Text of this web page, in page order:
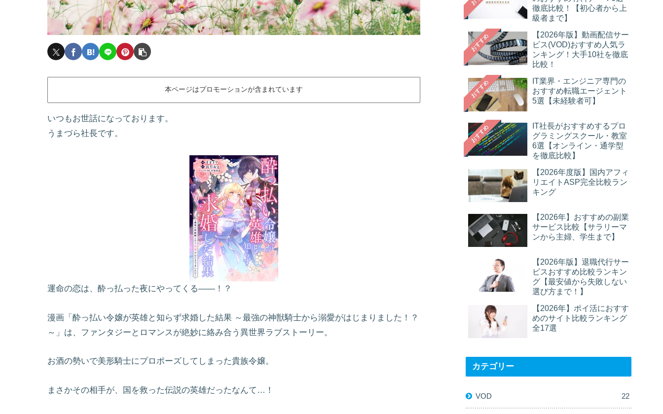
本ページはプロモーションが含まれています
いつもお世話になっております。
うまづら社長です。
運命の恋は、酔っ払った夜にやってくる――！？
漫画「酔っ払い令嬢が英雄と知らず求婚した結果 ～最強の神獣騎士から溺愛がはじまりました！？
～」は、ファンタジーとロマンスが絶妙に絡み合う異世界ラブストーリー。
お酒の勢いで美形騎士にプロポーズしてしまった貴族令嬢。
まさかその相手が、国を救った伝説の英雄だったなんて…！
徹底比較！【初心者から上
級者まで】
おすすめ
【2026年版】動画配信サー
ビス(VOD)おすすめ人気ラ
ンキング！大手10社を徹底
比較！
おすすめ
IT業界・エンジニア専門の
おすすめ転職エージェント
5選【未経験者可】
おすすめ
IT社長がおすすめするプロ
グラミングスクール・教室
6選【オンライン・通学型
を徹底比較】
【2026年度版】国内アフィ
リエイトASP完全比較ラン
キング
【2026年】おすすめの副業
サービス比較【サラリーマ
ンから主婦、学生まで】
【2026年版】退職代行サー
ビスおすすめ比較ランキン
グ【最安値から失敗しない
選び方まで！】
【2026年】ポイ活におすす
めのサイト比較ランキング
全17選
カテゴリー
VOD 22